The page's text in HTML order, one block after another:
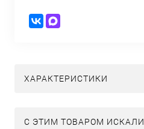
ХАРАКТЕРИСТИКИ
C ЭТИМ ТОВАРОМ ИСКАЛИ